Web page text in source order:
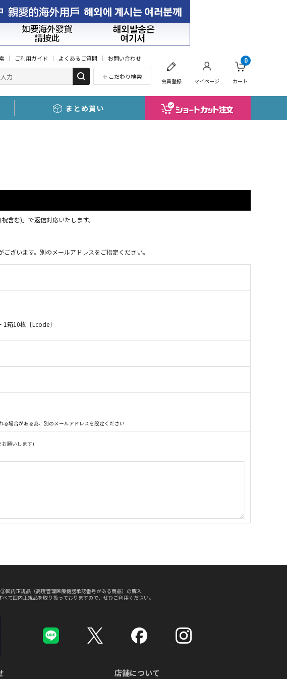
ご利用ガイド よくあるご質問 お問い合わせ
こだわり検索
会員登録 マイページ カート
0
まとめ買い
含む)」で返信対応いたします。
います。別のメールアドレスをご指定ください。
箱10枚［Lcode］
る場合がある為、別のメールアドレスを設定ください
お願いします)
内正規品（高度管理医療機器承認番号がある商品）の購入
て国内正規品を取り扱っておりますので、ぜひご利用ください。
店舗について